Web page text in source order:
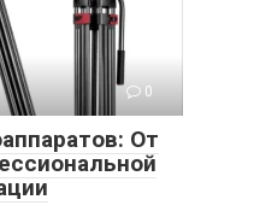
0
От